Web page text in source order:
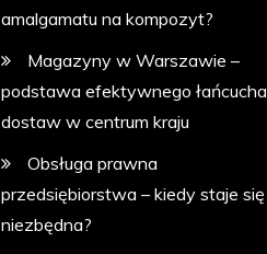
amalgamatu na kompozyt?
Magazyny w Warszawie –
podstawa efektywnego łańcucha
dostaw w centrum kraju
Obsługa prawna
przedsiębiorstwa – kiedy staje się
niezbędna?